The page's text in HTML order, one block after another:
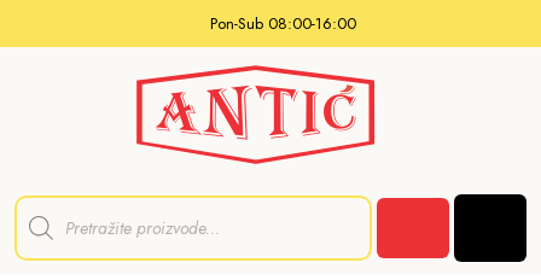
Pon-Sub 08:00-16:00
P
d